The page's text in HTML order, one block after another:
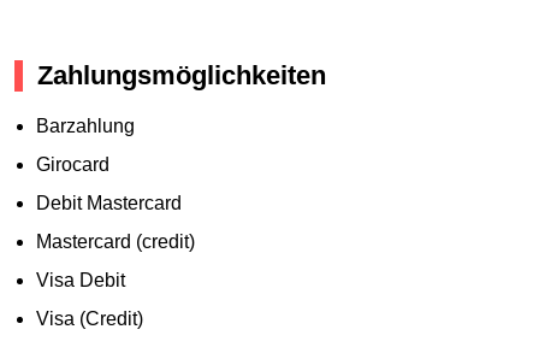
Zahlungsmöglichkeiten
Barzahlung
Girocard
Debit Mastercard
Mastercard (credit)
Visa Debit
Visa (Credit)